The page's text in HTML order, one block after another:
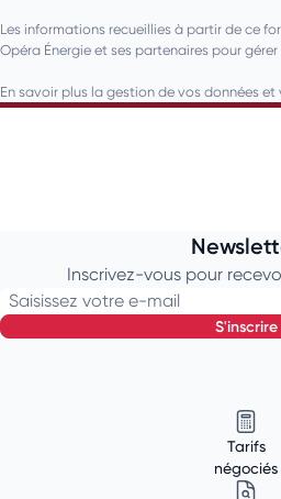
Les informations recueillies à partir de ce
Opéra Énergie et ses partenaires pour
En savoir plus la gestion de vos données et
Inscrivez-vous pour
Saisissez votre e-mail
s'inscrire
Tarifs
négociés